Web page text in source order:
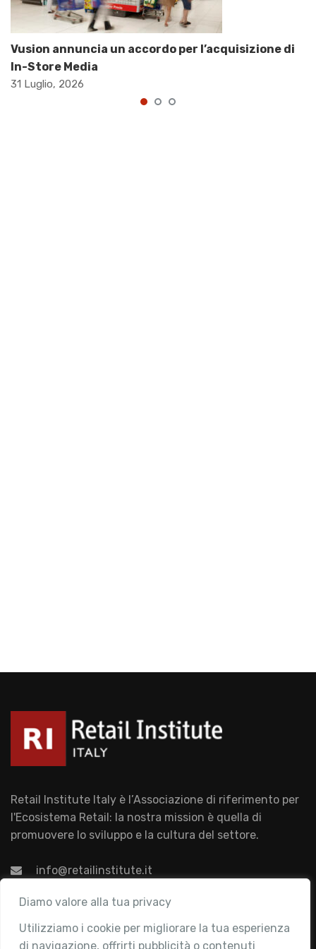
Diamo valore alla tua privacy
Utilizziamo i cookie per migliorare la tua esperienza
di navigazione, offrirti pubblicità o contenuti
Vusion annuncia un accordo per l’acquisizione di
In-Store Media
31 Luglio, 2026
Retail Institute Italy è l’Associazione di riferimento per
l'Ecosistema Retail: la nostra mission è quella di
promuovere lo sviluppo e la cultura del settore.
info@retailinstitute.it
Associazione
Chi siamo